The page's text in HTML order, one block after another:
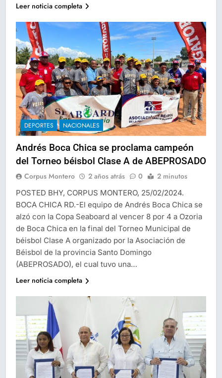
Leer noticia completa
DEPORTES NACIONALES
Andrés Boca Chica se proclama campeón
del Torneo béisbol Clase A de ABEPROSADO
Corpus Montero 2 años atrás 0 2 minutos
POSTED BHY, CORPUS MONTERO, 25/02/2024.
BOCA CHICA RD.-El equipo de Andrés Boca Chica se
alzó con la Copa Seaboard al vencer 8 por 4 a Ozoria
de Boca Chica en la final del Torneo Municipal de
béisbol Clase A organizado por la Asociación de
Béisbol de la provincia Santo Domingo
(ABEPROSADO), el cual tuvo una…
Leer noticia completa